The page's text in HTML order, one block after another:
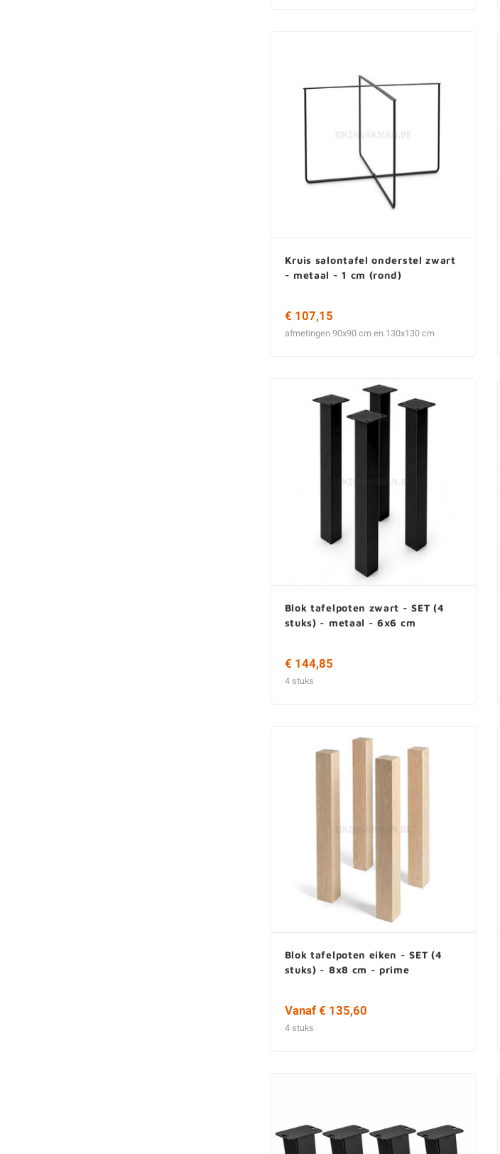
Kruis salontafel onderstel zwart
- metaal - 1 cm (rond)
€ 107,15
afmetingen 90x90 cm en 130x130 cm
Blok tafelpoten zwart - SET (4
stuks) - metaal - 6x6 cm
€ 144,85
4 stuks
Blok tafelpoten eiken - SET (4
stuks) - 8x8 cm - prime
Vanaf € 135,60
4 stuks